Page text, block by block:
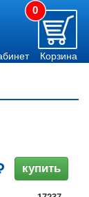
0
Корзина
купить